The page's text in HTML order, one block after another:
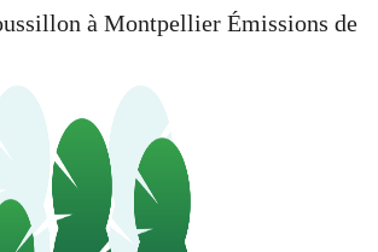
à Montpellier Émissions de